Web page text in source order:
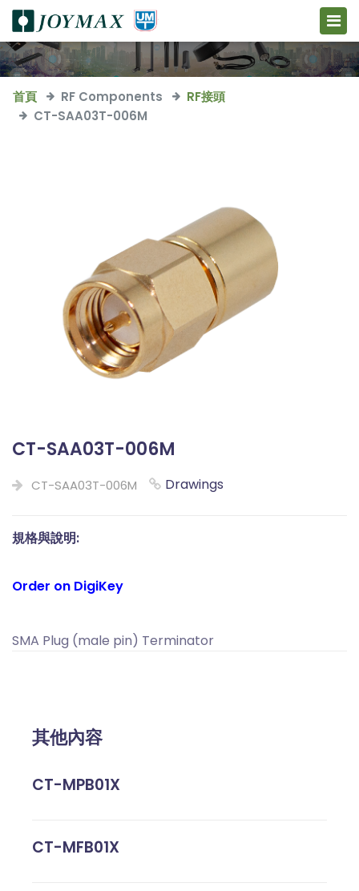
首頁 RF Components
RF接頭
CT-SAA03T-006M
CT-SAA03T-006M
CT-SAA03T-006M Drawings
規格與說明:
Order on DigiKey
SMA Plug (male pin) Terminator
其他內容
CT-MPB01X
CT-MFB01X